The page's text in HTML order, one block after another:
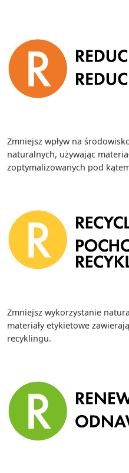
Zmniejsz wpływ na
naturalnych, używając
zoptymalizowanych pod
Zmniejsz wykorzystanie
materiały etykietowe
recyklingu.